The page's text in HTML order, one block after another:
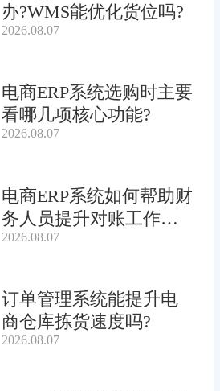
办?WMS能优化货位吗?
2026.08.07
电商ERP系统选购时主要
看哪几项核心功能?
2026.08.07
电商ERP系统如何帮助财
务人员提升对账工作效
率?
2026.08.07
订单管理系统能提升电
商仓库拣货速度吗?
2026.08.07